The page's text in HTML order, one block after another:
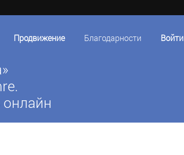
Продвижение Благодарности Войти